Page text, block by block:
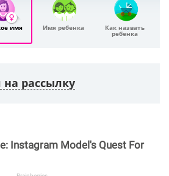
имя Имя ребенка Как назвать
ребенка
на рассылку
Instagram Model's Quest For